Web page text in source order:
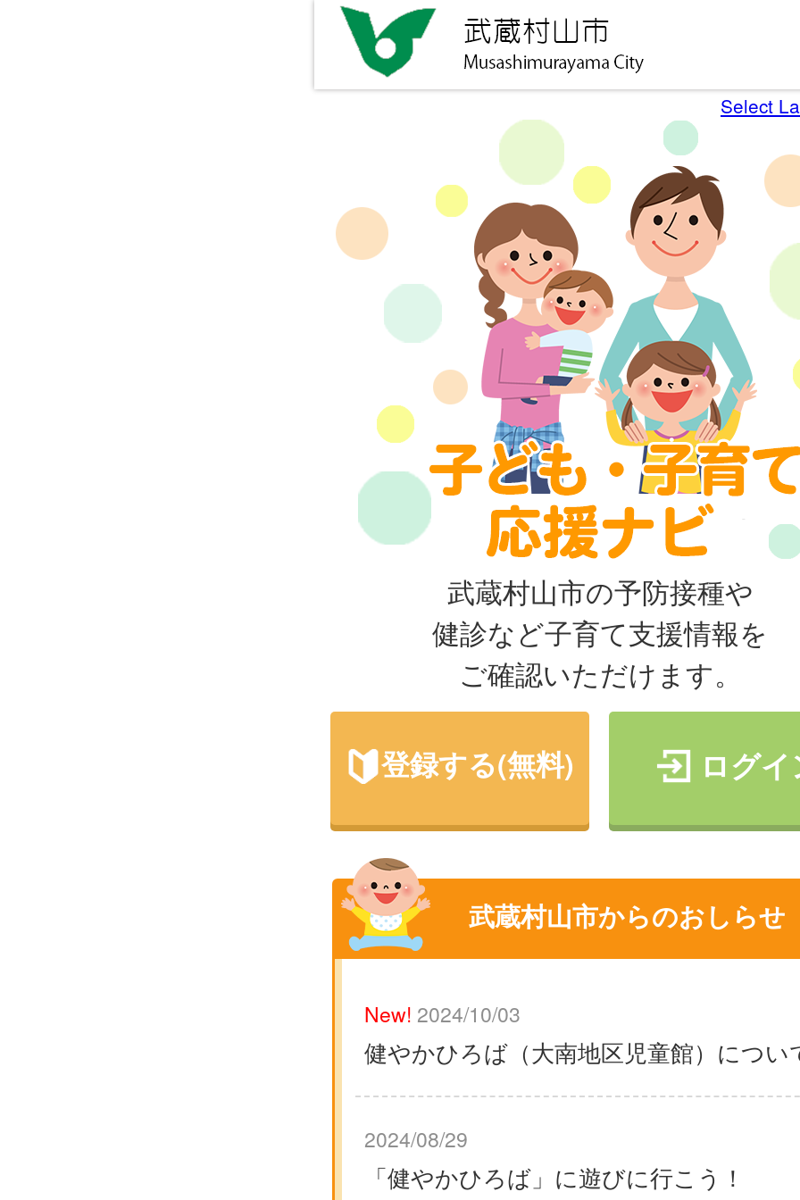
Select
武蔵村山市の予防接種や
健診など子育て支援情報を
ご確認いただけます。
登録する(無料) ログ
武蔵村山市からのおしらせ
New! 2024/10/03
健やかひろば（大南地区児童館）につい
2024/08/29
「健やかひろば」に遊びに行こう！